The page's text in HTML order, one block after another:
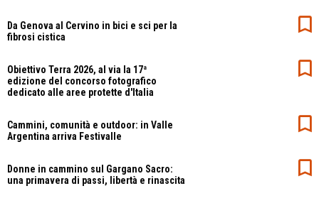
Da Genova al Cervino in bici e sci per la
fibrosi cistica
Obiettivo Terra 2026, al via la 17ª
edizione del concorso fotografico
dedicato alle aree protette d'Italia
Cammini, comunità e outdoor: in Valle
Argentina arriva Festivalle
Donne in cammino sul Gargano Sacro:
una primavera di passi, libertà e rinascita